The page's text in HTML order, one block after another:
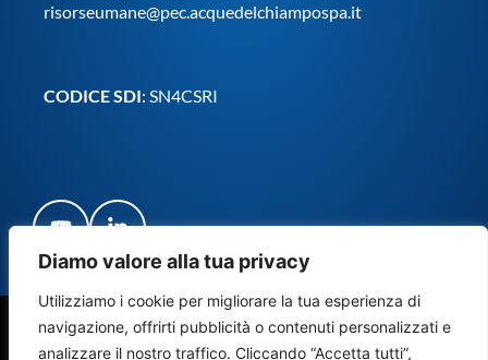
Diamo valore alla tua privacy
Utilizziamo i cookie per migliorare la tua esperienza di
navigazione, offrirti pubblicità o contenuti personalizzati e
analizzare il nostro traffico. Cliccando “Accetta tutti”,
risorseumane@pec.acquedelchiampospa.it
CODICE SDI: SN4CSRI
© Copyright Acque del Chiampo S.p.A. Società Benefit 2024